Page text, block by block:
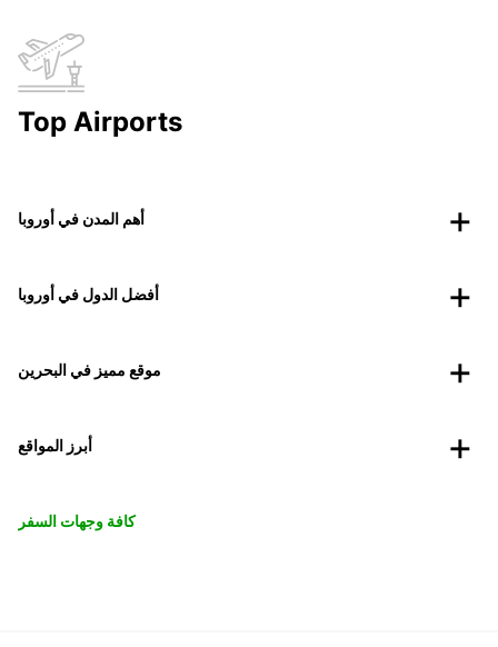
Top Airports
أهم المدن في أوروبا
أفضل الدول في أوروبا
موقع مميز في البحرين
أبرز المواقع
كافة وجهات السفر